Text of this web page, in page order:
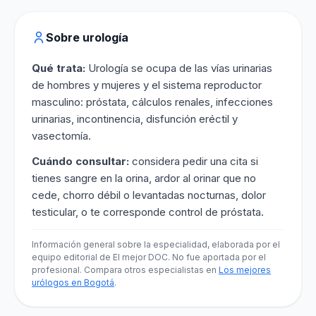
Sobre urología
Qué trata: Urología se ocupa de las vías urinarias
de hombres y mujeres y el sistema reproductor
masculino: próstata, cálculos renales, infecciones
urinarias, incontinencia, disfunción eréctil y
vasectomía.
Cuándo consultar: considera pedir una cita si
tienes sangre en la orina, ardor al orinar que no
cede, chorro débil o levantadas nocturnas, dolor
testicular, o te corresponde control de próstata.
Información general sobre la especialidad, elaborada por el
equipo editorial de El mejor DOC. No fue aportada por el
profesional. Compara otros especialistas en Los mejores
urólogos en Bogotá.